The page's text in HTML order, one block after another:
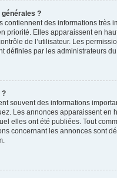
générales ?
contiennent des informations très
priorité. Elles apparaissent en
de l’utilisateur. Les
définies par les administrateurs
?
souvent des informations
Les annonces apparaissent en
elles ont été publiées. Tout
concernant les annonces sont